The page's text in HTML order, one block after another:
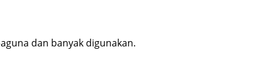
dan banyak digunakan.